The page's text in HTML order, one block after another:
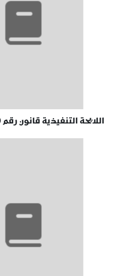
اللايحة التنفيذية قانون رقم 140 لسنة 1957